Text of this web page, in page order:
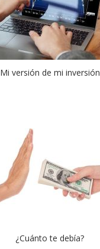
Mi versión de mi inversión
¿Cuánto te debía?